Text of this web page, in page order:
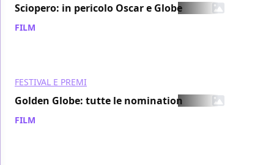
Sciopero: in pericolo Oscar e Globe
FILM
FESTIVAL E PREMI
Golden Globe: tutte le nomination
FILM